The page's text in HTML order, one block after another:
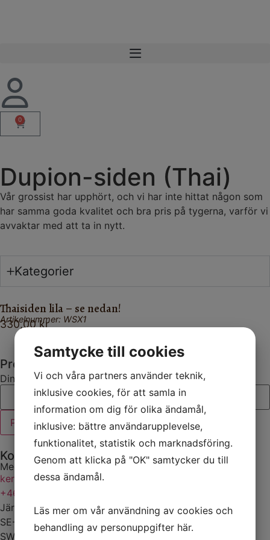
0
Dupion-siden (Thai)
Vår grossist har upphört, och vi har inte hittat någon som
har samma goda kvalitet och bra pris på tygerna, varför vi
avvaktar med att ta in nytt.
Kategorier
Thaisiden lila – se nedan!
Artikelnummer: WSX1
330,00kr
Prenumerera på vårt nyhetsbrev
Din e-postadress
Kontakt
Medeltidsmode Sweden AB
kerstin@medeltidsmode.se
+46 (0)705408811
Järnvägsgatan 8
SE-245 44 Staffanstorp
SWEDEN
Samtycke till cookies
Vi och våra partners använder teknik,
inklusive cookies, för att samla in
information om dig för olika ändamål,
inklusive: bättre användarupplevelse,
funktionalitet, statistik och marknadsföring.
Genom att klicka på "OK" samtycker du till
dessa ändamål.
Läs mer om vår användning av cookies och
behandling av personuppgifter här.